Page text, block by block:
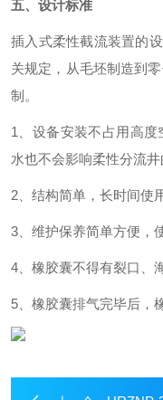
五、设计标准
插入式柔性截流装置的
关规定，从毛坯制造到
制。
1、设备安装不占用高
水也不会影响柔性分流井
2、结构简单，长时间使
3、维护保养简单方便，
4、橡胶囊不得有裂口、
5、橡胶囊排气完毕后，